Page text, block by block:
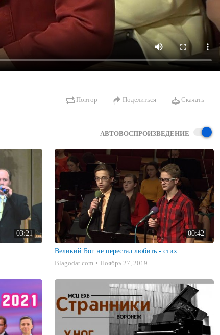
Повтор Поделиться Скачать
АВТОВОСПРОИЗВЕДЕНИЕ
03:21 00:42
Великий Бог не перестал любить - стих
Blagodat.com
Ноябрь 27, 2019